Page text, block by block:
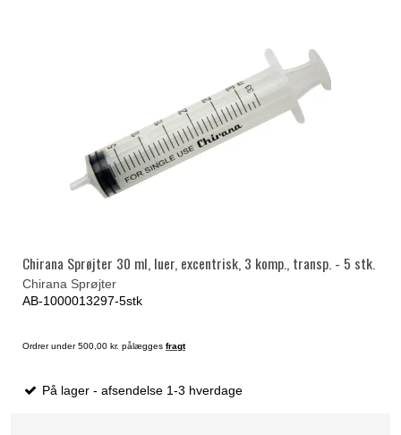
Chirana Sprøjter 30 ml, luer, excentrisk, 3 komp., transp. - 5 stk.
Chirana Sprøjter
AB-1000013297-5stk
Ordrer under 500,00 kr. pålægges fragt
På lager - afsendelse 1-3 hverdage